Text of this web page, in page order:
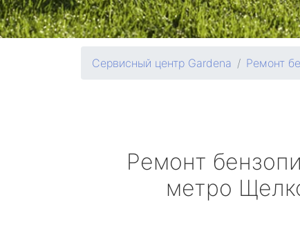
Сервисный центр Gardena Ремонт
Ремонт
метро